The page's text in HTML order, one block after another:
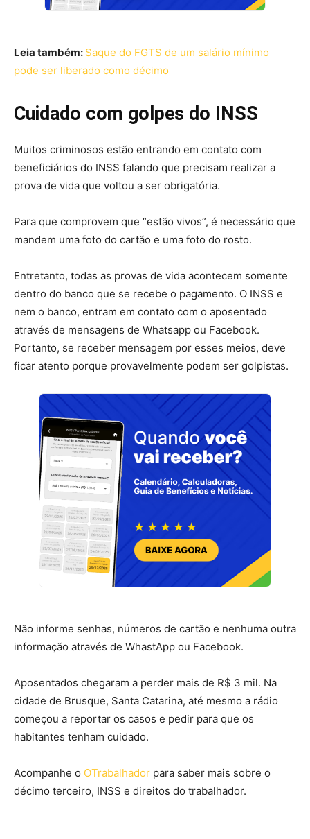
Leia também: Saque do FGTS de um salário mínimo
pode ser liberado como décimo
Cuidado com golpes do INSS
Muitos criminosos estão entrando em contato com
beneficiários do INSS falando que precisam realizar a
prova de vida que voltou a ser obrigatória.
Para que comprovem que “estão vivos”, é necessário que
mandem uma foto do cartão e uma foto do rosto.
Entretanto, todas as provas de vida acontecem somente
dentro do banco que se recebe o pagamento. O INSS e
nem o banco, entram em contato com o aposentado
através de mensagens de Whatsapp ou Facebook.
Portanto, se receber mensagem por esses meios, deve
ficar atento porque provavelmente podem ser golpistas.
Não informe senhas, números de cartão e nenhuma outra
informação através de WhastApp ou Facebook.
Aposentados chegaram a perder mais de R$ 3 mil. Na
cidade de Brusque, Santa Catarina, até mesmo a rádio
começou a reportar os casos e pedir para que os
habitantes tenham cuidado.
Acompanhe o OTrabalhador para saber mais sobre o
décimo terceiro, INSS e direitos do trabalhador.